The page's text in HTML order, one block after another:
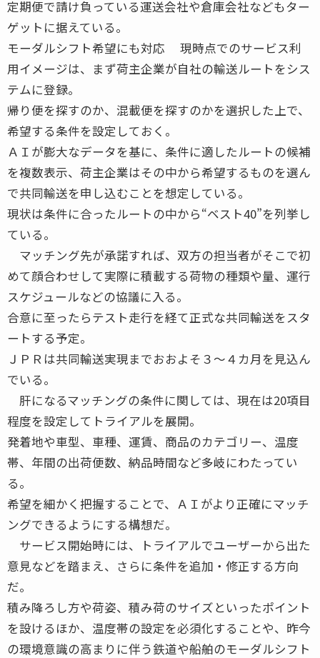
定期便で請け負っている運送会社や倉庫会社などもター
ゲットに据えている。
モーダルシフト希望にも対応 現時点でのサービス利
用イメージは、まず荷主企業が自社の輸送ルートをシス
テムに登録。
帰り便を探すのか、混載便を探すのかを選択した上で、
希望する条件を設定しておく。
ＡＩが膨大なデータを基に、条件に適したルートの候補
を複数表示、荷主企業はその中から希望するものを選ん
で共同輸送を申し込むことを想定している。
現状は条件に合ったルートの中から“ベスト40”を列挙し
ている。
マッチング先が承諾すれば、双方の担当者がそこで初
めて顔合わせして実際に積載する荷物の種類や量、運行
スケジュールなどの協議に入る。
合意に至ったらテスト走行を経て正式な共同輸送をスタ
ートする予定。
ＪＰＲは共同輸送実現までおおよそ３～４カ月を見込ん
でいる。
肝になるマッチングの条件に関しては、現在は20項目
程度を設定してトライアルを展開。
発着地や車型、車種、運賃、商品のカテゴリー、温度
帯、年間の出荷便数、納品時間など多岐にわたってい
る。
希望を細かく把握することで、ＡＩがより正確にマッチ
ングできるようにする構想だ。
サービス開始時には、トライアルでユーザーから出た
意見などを踏まえ、さらに条件を追加・修正する方向
だ。
積み降ろし方や荷姿、積み荷のサイズといったポイント
を設けるほか、温度帯の設定を必須化することや、昨今
の環境意識の高まりに伴う鉄道や船舶のモーダルシフト